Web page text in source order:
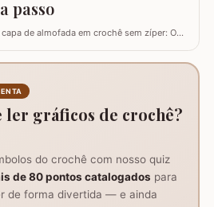
passo
de almofada em crochê sem zíper: O
lavar e versátil, usando crochê com fio de
para o projeto: São
ler gráficos de crochê?
do crochê com nosso quiz
de 80 pontos catalogados para
de forma divertida — e ainda